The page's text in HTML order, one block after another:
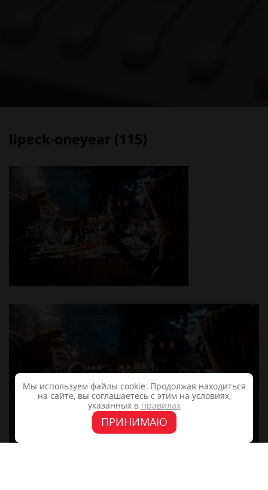
lipeck-oneyear (115)
Мы используем файлы cookie. Продолжая находиться
на сайте, вы соглашаетесь с этим на условиях,
указанных в правилах
ПРИНИМАЮ